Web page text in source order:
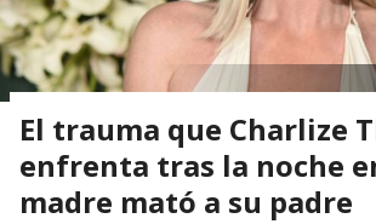
El trauma que Charlize
enfrenta tras la noche
madre mató a su padre